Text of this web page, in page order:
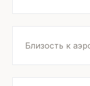
Близость к